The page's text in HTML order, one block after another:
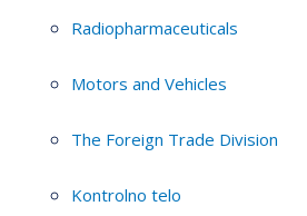
Radiopharmaceuticals
Motors and Vehicles
The Foreign Trade Division
Kontrolno telo